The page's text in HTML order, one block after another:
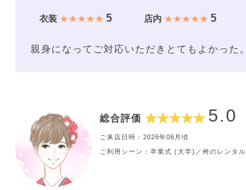
衣装★★★★★ 5 店内★★★★★ 5
親身になってご対応いただきとてもよかった。
総合評価 5.0
ご来店日時：2026年06月頃
ご利用シーン：卒業式 (大学)／袴のレンタル